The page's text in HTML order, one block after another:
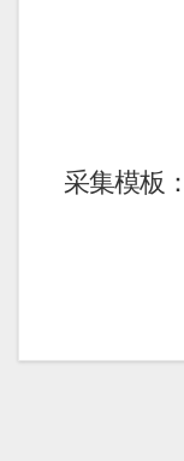
采集模板